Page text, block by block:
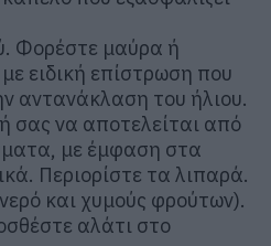
Φορέστε μαύρα ή
ειδική επίστρωση που
αντανάκλαση του ήλιου.
σας να αποτελείται από
με έμφαση στα
Περιορίστε τα λιπαρά.
και χυμούς φρούτων).
αλάτι στο